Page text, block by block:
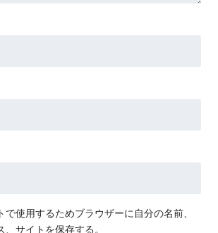
で使用するためブラウザーに自分の名前、
、サイトを保存する。